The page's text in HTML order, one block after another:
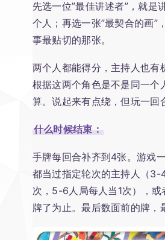
先选一位”最佳讲述者”，就是
个人；再选一张”最契合的画”
事最贴切的那张。
两个人都能得分，主持人也有
根据这两个角色是不是同一个
算。说起来有点绕，但玩一回
什么时候结束：
手牌每回合补齐到4张。游戏
都当过指定轮次的主持人（3-
次，5-6人局每人当1次），或
牌了为止。最后数面前的牌，